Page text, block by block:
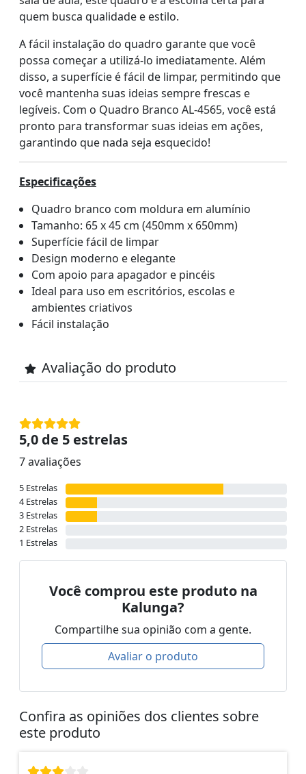
quem busca qualidade e estilo.
A fácil instalação do quadro garante que você
possa começar a utilizá-lo imediatamente. Além
disso, a superfície é fácil de limpar, permitindo que
você mantenha suas ideias sempre frescas e
legíveis. Com o Quadro Branco AL-4565, você está
pronto para transformar suas ideias em ações,
garantindo que nada seja esquecido!
Especificações
Quadro branco com moldura em alumínio
Tamanho: 65 x 45 cm (450mm x 650mm)
Superfície fácil de limpar
Design moderno e elegante
Com apoio para apagador e pincéis
Ideal para uso em escritórios, escolas e
ambientes criativos
Fácil instalação
Avaliação do produto
5,0 de 5 estrelas
7 avaliações
5 Estrelas
4 Estrelas
3 Estrelas
2 Estrelas
1 Estrelas
Você comprou este produto na
Kalunga?
Compartilhe sua opinião com a gente.
Avaliar o produto
Confira as opiniões dos clientes sobre
este produto